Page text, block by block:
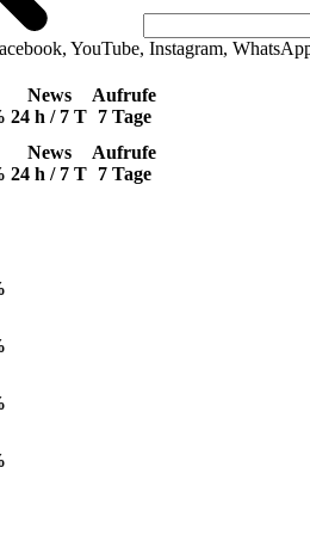
YouTube, Instagram,
News
24 h / 7 T
Aufrufe
7 Tage
News
24 h / 7 T
Aufrufe
7 Tage